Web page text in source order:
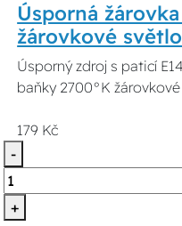
Úsporná
žárovkové
Úsporný zdroj s paticí
baňky 2700°K
179 Kč
-
+